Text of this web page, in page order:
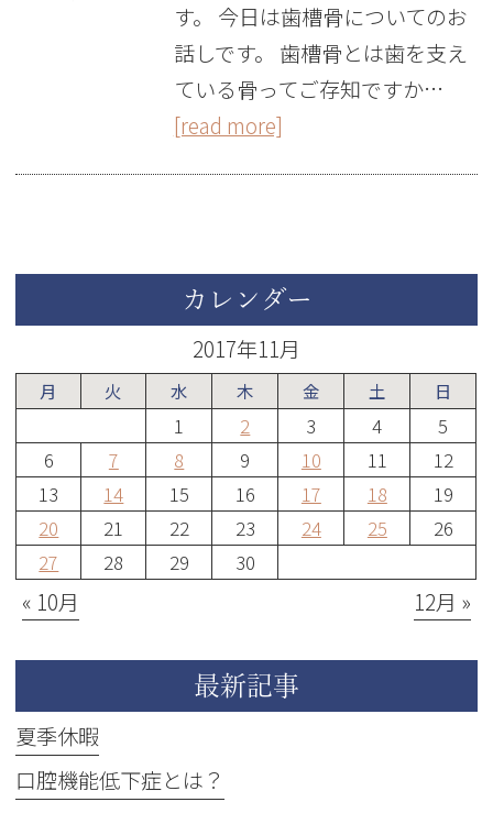
す。 今日は歯槽骨についてのお
話しです。 歯槽骨とは歯を支え
ている骨ってご存知ですか…
[read more]
カレンダー
2017年11月
月 火 水 木 金 土 日
1 2 3 4
5
6
7 8 9 10 11
12
13
14 15 16 17 18
19
20
21 22 23 24 25
26
27
28 29 30
« 10月 12月 »
最新記事
夏季休暇
口腔機能低下症とは？